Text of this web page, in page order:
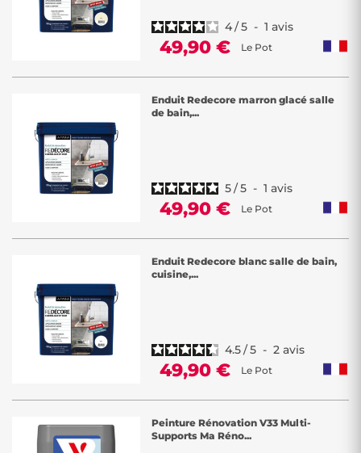
4/5 - 1 avis
49,90 € Le Pot
Enduit Redecore marron glacé salle
de bain,...
5/5 - 1 avis
49,90 € Le Pot
Enduit Redecore blanc salle de bain,
cuisine,...
4.5/5 - 2 avis
49,90 € Le Pot
Peinture Rénovation V33 Multi-
Supports Ma Réno...